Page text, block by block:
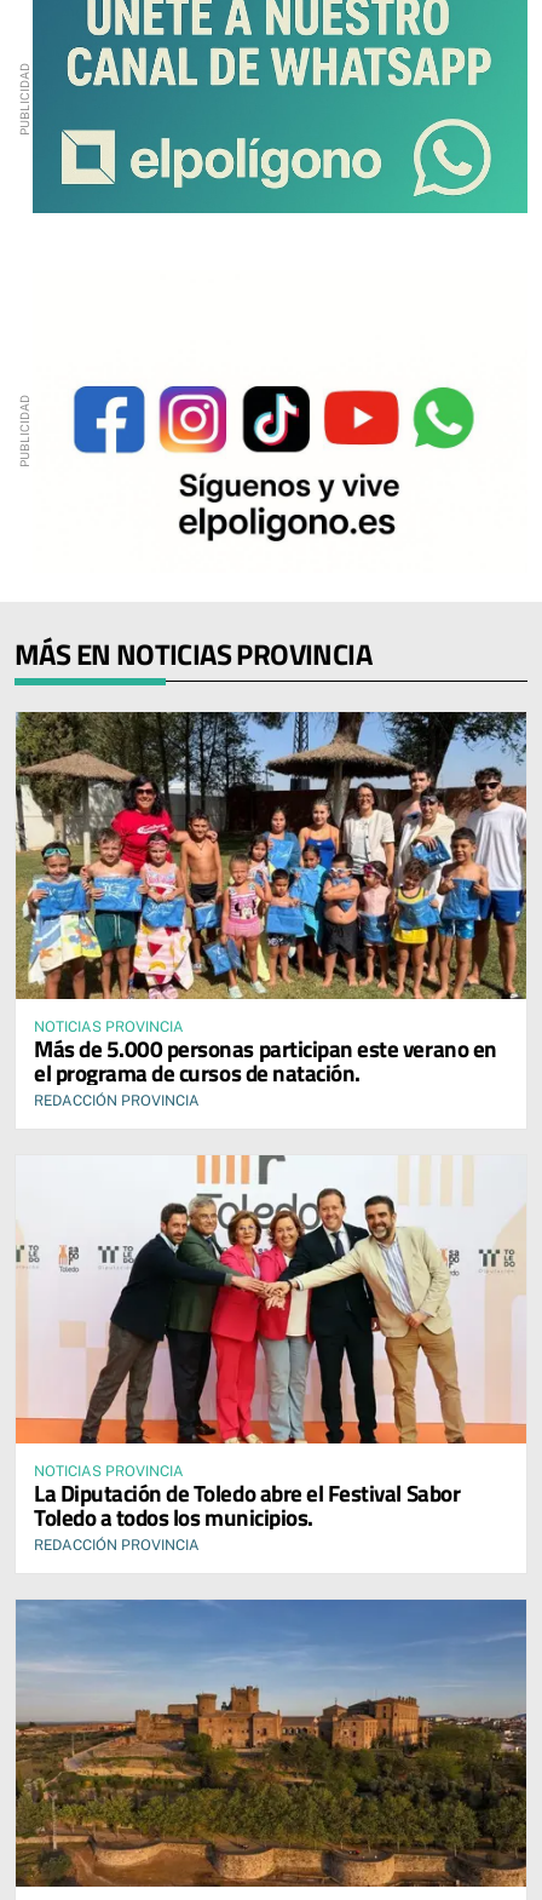
MÁS EN NOTICIAS PROVINCIA
NOTICIAS PROVINCIA
Más de 5.000 personas participan este verano en
el programa de cursos de natación.
REDACCIÓN PROVINCIA
NOTICIAS PROVINCIA
La Diputación de Toledo abre el Festival Sabor
Toledo a todos los municipios.
REDACCIÓN PROVINCIA